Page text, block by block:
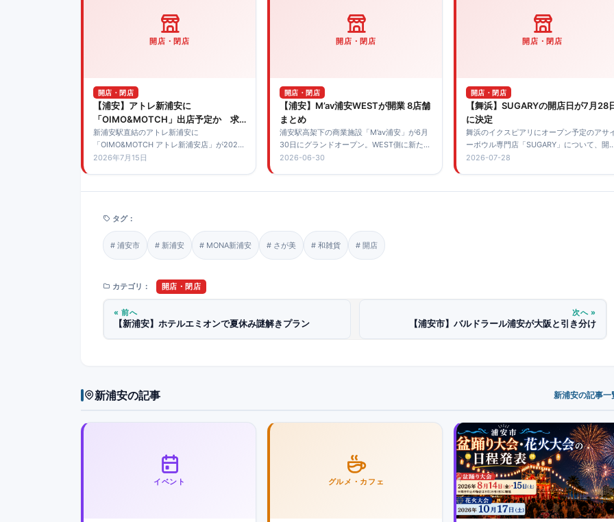
開店・閉店
開店・閉店
【浦安】アトレ新浦安に
「OIMO&MOTCH」出店予定か 求
人情報で判明
新浦安駅直結のアトレ新浦安に
「OIMO&MOTCH アトレ新浦安店」が2026
年9月に出店予定であることが求人情報から
2026年7月15日
開店・閉店
開店・閉店
【浦安】M’av浦安WESTが開業 8店舗
まとめ
浦安駅高架下の商業施設「M’av浦安」が6月
30日にグランドオープン。WEST側に新たに
開業した8店舗の業態や営業時間をまとめま
2026-06-30
開店・閉店
開店・閉店
【舞浜】SUGARYの開店日が7月28
に決定
舞浜のイクスピアリにオープン予定のアサ
ーボウル専門店「SUGARY」について、開
予定日が2026年7月28日（火）と案内され
2026-07-28
タグ：
浦安市 新浦安 MONA新浦安 さが美 和雑貨 開店
カテゴリ： 開店・閉店
« 前へ
【新浦安】ホテルエミオンで夏休み謎解きプラン
次へ »
【浦安市】バルドラール浦安が大阪と引き分け
新浦安の記事 新浦安の記事
イベント グルメ・カフェ